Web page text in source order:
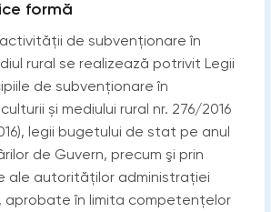
formă
de subvenţionare în
rural se realizează potrivit Legii
de subvenționare în
și mediului rural nr. 276/2016
legii bugetului de stat pe anul
de Guvern, precum şi prin
ale autorităţilor administrației
aprobate în limita competenţelor